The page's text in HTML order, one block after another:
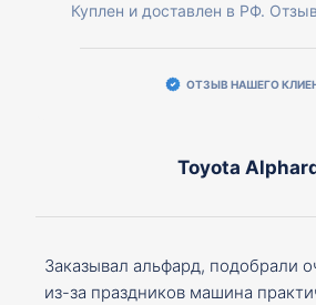
Куплен и доставлен в РФ.
ОТЗЫВ НАШЕГО
Toyota
Заказывал альфард, подобрали
из-за праздников машина